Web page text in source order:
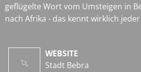
geflügelte Wort vom Umsteigen in
nach Afrika - das kennt wirklich
WEBSITE
Stadt Bebra